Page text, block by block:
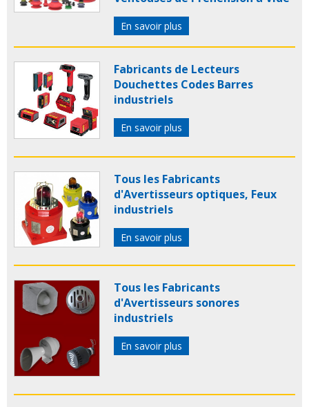
En savoir plus
Fabricants de Lecteurs
Douchettes Codes Barres
industriels
En savoir plus
Tous les Fabricants
d'Avertisseurs optiques, Feux
industriels
En savoir plus
Tous les Fabricants
d'Avertisseurs sonores
industriels
En savoir plus